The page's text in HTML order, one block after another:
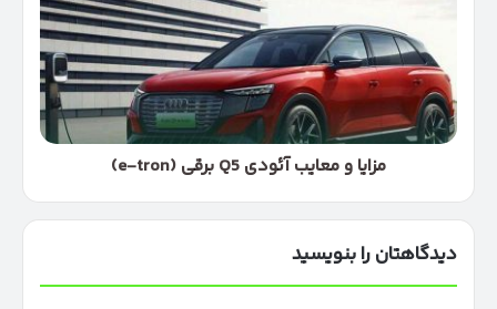
برقی
(e-
tron)
مزایا و معایب آئودی Q5 برقی (e-tron)
دیدگاهتان را بنویسید